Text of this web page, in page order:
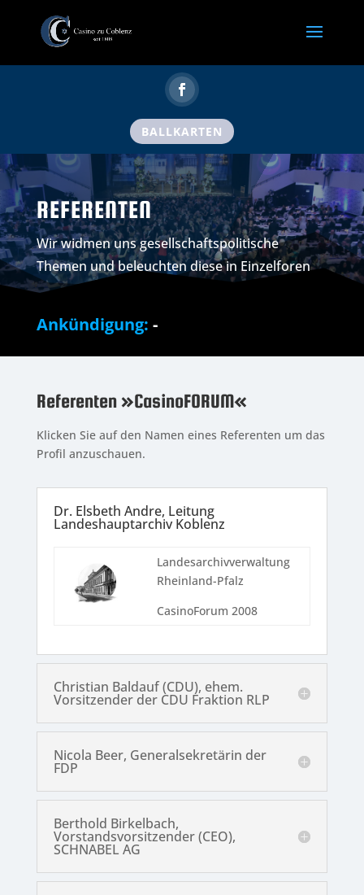
BALLKARTEN
REFERENTEN
Wir widmen uns gesellschaftspolitische
Themen und beleuchten diese in Einzelforen
Ankündigung: -
Referenten »CasinoFORUM«
Klicken Sie auf den Namen eines Referenten um das
Profil anzuschauen.
Dr. Elsbeth Andre, Leitung
Landeshauptarchiv Koblenz
Landesarchivverwaltung
Rheinland-Pfalz
CasinoForum 2008
Christian Baldauf (CDU), ehem.
Vorsitzender der CDU Fraktion RLP
Nicola Beer, Generalsekretärin der
FDP
Berthold Birkelbach,
Vorstandsvorsitzender (CEO),
SCHNABEL AG